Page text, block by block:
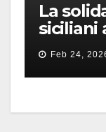
La
siciliani
difeso il
Feb 24,